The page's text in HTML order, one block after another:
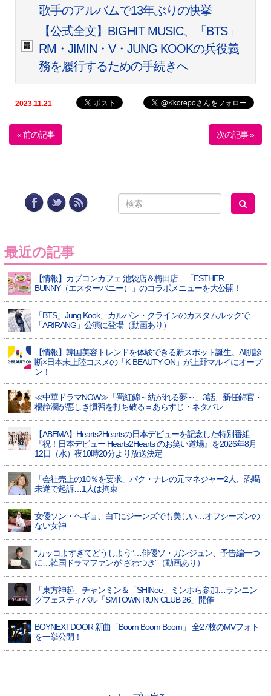
歌手のアルバムで13年ぶりの快挙
【公式全文】BIGHIT MUSIC、「BTS」
RM・JIMIN・V・JUNG KOOKの兵役義
務を履行するための手続きへ
2023.11.21
« 前の記事 次の記事 »
最近の記事
【情報】カプコンカフェ 池袋店＆梅田店 「ESTHER
BUNNY（エスターバニー）」のコラボメニューを大公開！
「BTS」Jung Kook、カルバン・クラインのカスタムルックで
「ARIRANG」公演に登場（動画あり）
【情報】韓国美容トレンドを体験できる新スポット誕生。AI肌診
断×日本未上陸コスメの「K-BEAUTY ON」が上野マルイにオープ
ン！
≪中華ドラマNOW≫「蜀紅錦～紡がれる夢～」3話、新任錦官・
楊静瀾が悪しき慣習を打ち破る＝あらすじ・ネタバレ
【ABEMA】Hearts2Heartsの日本デビューを記念した特別番組
『祝！日本デビュー Hearts2Hearts のお笑い道場』を2026年8月
12日（水）夜10時20分より放送決定
「会社売上の10％を要求」パク・ナレの元マネジャー2人、恐喝
未遂で起訴…1人は拘束
女優ソン・ヘギョ、白Tにジーンズでも美しい…オフシーズンの
ない女神
“カッコよすぎてどうしよう”…俳優ソ・ガンジュン、予告編一つ
に…韓国ドラマファンが“ざわつき”（動画あり）
「東方神起」チャンミン＆「SHINee」ミンホら参加…ランニン
グフェスティバル「SMTOWN RUN CLUB 26」開催
BOYNEXTDOOR 新曲「Boom Boom Boom」 全27枚のMVフォト
を一挙公開！